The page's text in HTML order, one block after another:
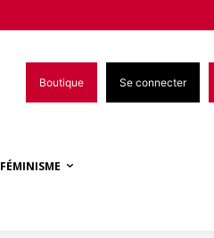
Boutique Se connecter
FÉMINISME